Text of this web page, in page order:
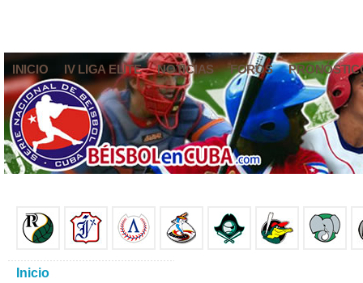
INICIO IV LIGA ELITE NOTICIAS FOROS
Inicio